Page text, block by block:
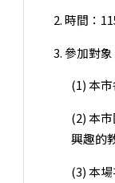
2. 時間：
3. 參加對象
(1) 本
(2) 本
興趣的
(3) 本